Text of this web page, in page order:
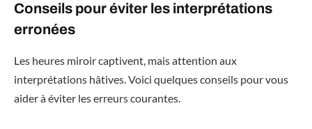
Conseils pour éviter les interprétations
erronées
Les heures miroir captivent, mais attention aux
interprétations hâtives. Voici quelques conseils pour vous
aider à éviter les erreurs courantes.